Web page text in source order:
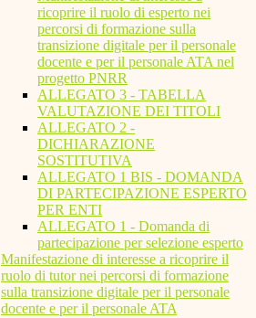
ricoprire il ruolo di esperto nei
percorsi di formazione sulla
transizione digitale per il personale
docente e per il personale ATA nel
progetto PNRR
ALLEGATO 3 - TABELLA
VALUTAZIONE DEI TITOLI
ALLEGATO 2 -
DICHIARAZIONE
SOSTITUTIVA
ALLEGATO 1 BIS - DOMANDA
DI PARTECIPAZIONE ESPERTO
PER ENTI
ALLEGATO 1 - Domanda di
partecipazione per selezione esperto
Manifestazione di interesse a ricoprire il
ruolo di tutor nei percorsi di formazione
sulla transizione digitale per il personale
docente e per il personale ATA